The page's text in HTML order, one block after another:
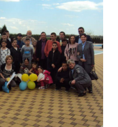
LISTA KANDIDATA KOJI
NA GRADSKI MJESEČNI
ZA DEMOBILISANE
SRPSKE U STANjU
UREĐENO
DOMAĆINSTAVA,